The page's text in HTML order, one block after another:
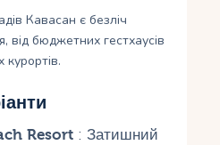
Кавасан є безліч
від бюджетних гестхаусів
Resort: Затишний